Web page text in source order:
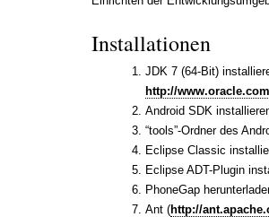
Installationen
JDK 7 (64-Bit)
http://
Android SDK
“tools”-Ordner des
Eclipse Classic
Eclipse ADT-Plugin
PhoneGap
Ant (http://